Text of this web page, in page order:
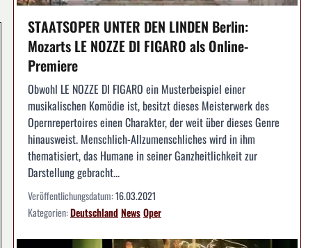
STAATSOPER UNTER DEN LINDEN Berlin:
Mozarts LE NOZZE DI FIGARO als Online-
Premiere
Obwohl LE NOZZE DI FIGARO ein Musterbeispiel einer
musikalischen Komödie ist, besitzt dieses Meisterwerk des
Opernrepertoires einen Charakter, der weit über dieses Genre
hinausweist. Menschlich-Allzumenschliches wird in ihm
thematisiert, das Humane in seiner Ganzheitlichkeit zur
Darstellung gebracht...
Veröffentlichungsdatum:16.03.2021
Kategorien:DeutschlandNewsOper